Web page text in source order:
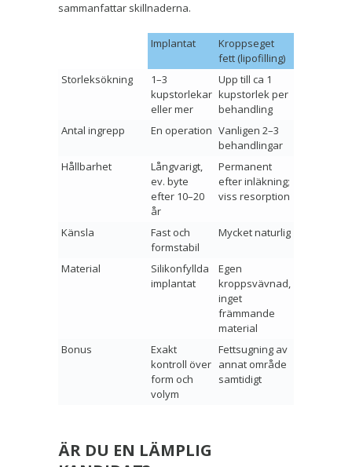
sammanfattar skillnaderna.
Implantat
Kroppseget
fett (lipofilling)
Storleksökning
1–3
kupstorlekar
eller mer
Upp till ca 1
kupstorlek per
behandling
Antal ingrepp
En operation Vanligen 2–3
behandlingar
Hållbarhet
Långvarigt,
ev. byte
efter 10–20
år
Permanent
efter inläkning;
viss resorption
Känsla
Fast och
formstabil
Mycket naturlig
Material
Silikonfyllda
implantat
Egen
kroppsvävnad,
inget
främmande
material
Bonus
Exakt
kontroll över
form och
volym
Fettsugning av
annat område
samtidigt
ÄR DU EN LÄMPLIG